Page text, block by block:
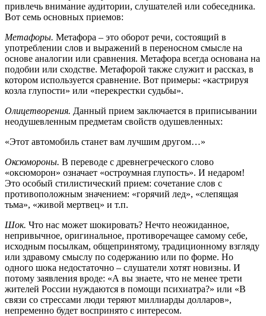
привлечь внимание аудитории, слушателей или собеседника.
Вот семь основных приемов:
Метафоры. Метафора – это оборот речи, состоящий в
употреблении слов и выражений в переносном смысле на
основе аналогии или сравнения. Метафора всегда основана на
подобии или сходстве. Метафорой также служит и рассказ, в
котором используется сравнение. Вот примеры: «кастрируя
козла глупости» или «перекрестки судьбы».
Олицетворения. Данный прием заключается в приписывании
неодушевленным предметам свойств одушевленных:
«Этот автомобиль станет вам лучшим другом…»
Оксюмороны. В переводе с древнегреческого слово
«оксюморон» означает «остроумная глупость». И недаром!
Это особый стилистический прием: сочетание слов с
противоположным значением: «горячий лед», «слепящая
тьма», «живой мертвец» и т.п.
Шок. Что нас может шокировать? Нечто неожиданное,
непривычное, оригинальное, противоречащее самому себе,
исходным посылкам, общепринятому, традиционному взгляду
или здравому смыслу по содержанию или по форме. Но
одного шока недостаточно – слушатели хотят новизны. И
потому заявления вроде: «А вы знаете, что не менее трети
жителей России нуждаются в помощи психиатра?» или «В
связи со стрессами люди теряют миллиарды долларов»,
непременно будет воспринято с интересом.